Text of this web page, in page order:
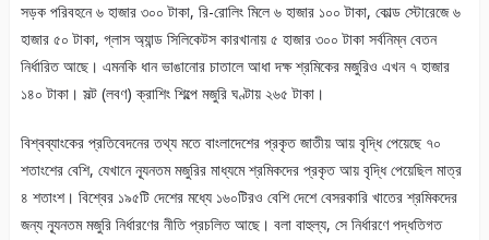
সড়ক পরিবহনে ৬ হাজার ৩০০ টাকা, রি-রোলিং মিলে ৬ হাজার ১০০ টাকা, কোল্ড স্টোরেজে ৬
হাজার ৫০ টাকা, গ্লাস অ্যান্ড সিলিকেটস কারখানায় ৫ হাজার ৩০০ টাকা সর্বনিম্ন বেতন
নির্ধারিত আছে। এমনকি ধান ভাঙানোর চাতালে আধা দক্ষ শ্রমিকের মজুরিও এখন ৭ হাজার
১৪০ টাকা। সল্ট (লবণ) ক্রাশিং শিল্পে মজুরি ঘণ্টায় ২৬৫ টাকা।
বিশ্বব্যাংকের প্রতিবেদনের তথ্য মতে বাংলাদেশের প্রকৃত জাতীয় আয় বৃদ্ধি পেয়েছে ৭০
শতাংশের বেশি, যেখানে ন্যূনতম মজুরির মাধ্যমে শ্রমিকদের প্রকৃত আয় বৃদ্ধি পেয়েছিল মাত্র
৪ শতাংশ। বিশ্বের ১৯৫টি দেশের মধ্যে ১৬০টিরও বেশি দেশে বেসরকারি খাতের শ্রমিকদের
জন্য ন্যূনতম মজুরি নির্ধারণের নীতি প্রচলিত আছে। বলা বাহুল্য, সে নির্ধারণে পদ্ধতিগত